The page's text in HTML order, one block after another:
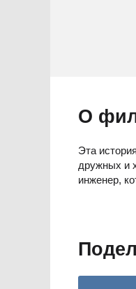
О
Эта
дружных и
инженер,